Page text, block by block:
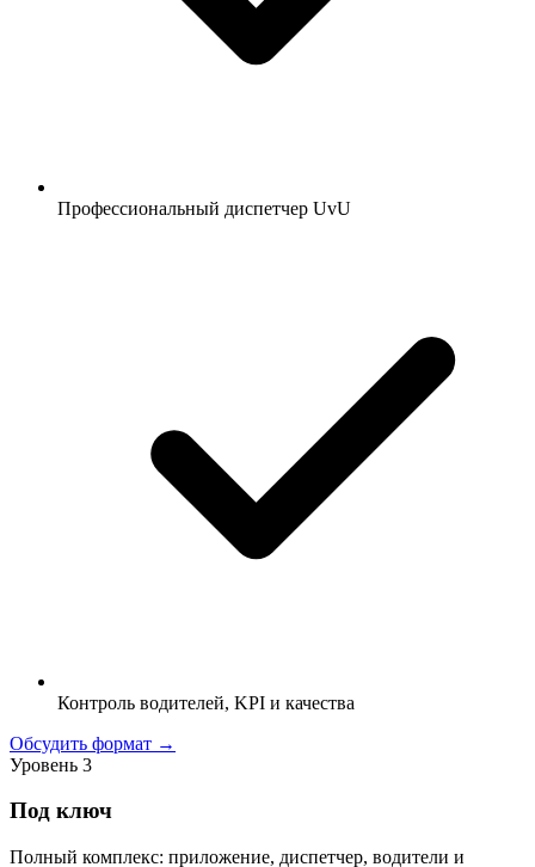
Профессиональный диспетчер UvU
Контроль водителей, KPI и качества
Обсудить формат →
Уровень 3
Под ключ
Полный комплекс: приложение, диспетчер, водители и